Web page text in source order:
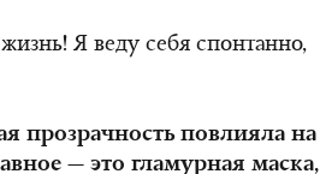
Я веду себя спонтанно,
прозрачность повлияла на
— это гламурная маска,